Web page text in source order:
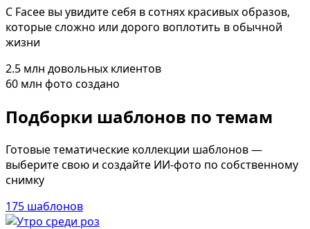
Страшные фильмы
В корсете
В свадебном платье
Женская в пиджаке
На конференции
Осень
В школе
Формула 1
С Facee вы увидите себя в сотнях красивых образов,
которые сложно или дорого воплотить в обычной
жизни
2.5 млн довольных клиентов
60 млн фото создано
Подборки шаблонов по темам
Готовые тематические коллекции шаблонов —
выберите свою и создайте ИИ-фото по собственному
снимку
175 шаблонов